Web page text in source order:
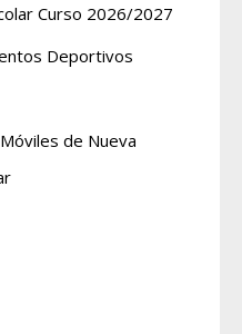
Curso 2026/2027
Deportivos
de Nueva